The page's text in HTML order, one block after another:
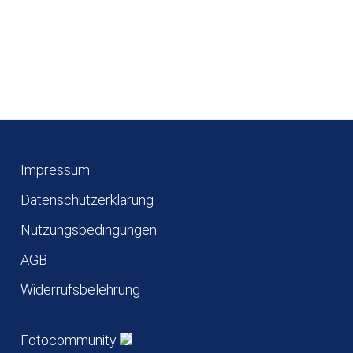
Impressum
Datenschutzerklärung
Nutzungsbedingungen
AGB
Widerrufsbelehrung
Fotocommunity